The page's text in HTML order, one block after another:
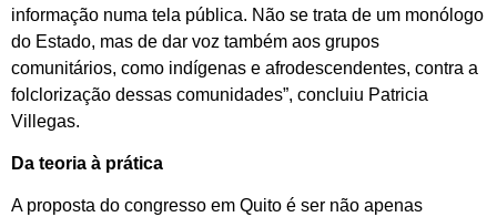
informação numa tela pública. Não se trata de um monólogo
do Estado, mas de dar voz também aos grupos
comunitários, como indígenas e afrodescendentes, contra a
folclorização dessas comunidades”, concluiu Patricia
Villegas.
Da teoria à prática
A proposta do congresso em Quito é ser não apenas